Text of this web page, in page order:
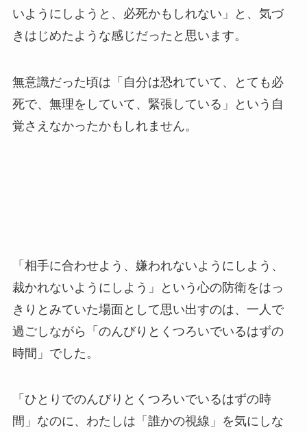
いようにしようと、必死かもしれない」と、気づ
きはじめたような感じだったと思います。
無意識だった頃は「自分は恐れていて、とても必
死で、無理をしていて、緊張している」という自
覚さえなかったかもしれません。
「相手に合わせよう、嫌われないようにしよう、
裁かれないようにしよう」という心の防衛をはっ
きりとみていた場面として思い出すのは、一人で
過ごしながら「のんびりとくつろいでいるはずの
時間」でした。
「ひとりでのんびりとくつろいでいるはずの時
間」なのに、わたしは「誰かの視線」を気にしな